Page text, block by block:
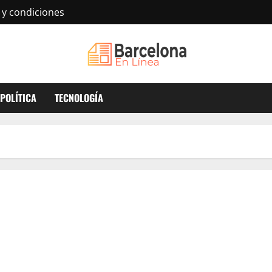
condiciones
POLÍTICA TECNOLOGÍA